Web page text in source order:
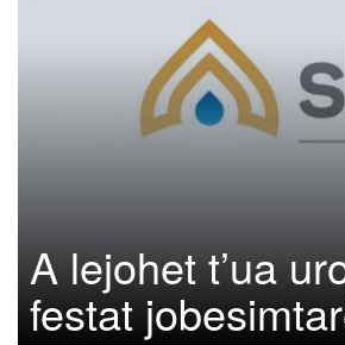
A lejohet t’ua
festat